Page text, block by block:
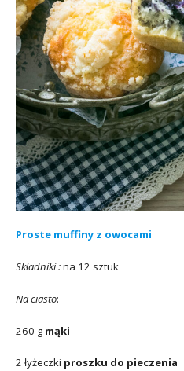
Proste muffiny z owocami
Składniki :na 12 sztuk
Na ciasto:
260 g mąki
2 łyżeczki proszku do pieczenia